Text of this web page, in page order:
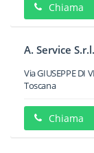
Chiama
A. Service S.r.l.
Via GIUSEPPE DI
Toscana
Chiama